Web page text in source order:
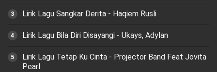
Lirik Lagu Sangkar Derita - Haqiem Rusli
Lirik Lagu Bila Diri Disayangi - Ukays, Adylan
Lirik Lagu Tetap Ku Cinta - Projector Band Feat Jovita
Pearl